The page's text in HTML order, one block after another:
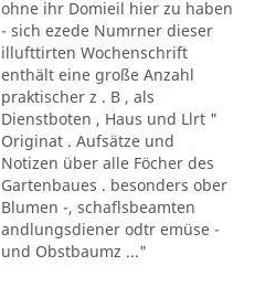
ohne ihr Domieil hier zu haben
- sich ezede Numrner dieser
illufttirten Wochenschrift
enthält eine große Anzahl
praktischer z . B , als
Dienstboten , Haus und Llrt "
Originat . Aufsätze und
Notizen über alle Föcher des
Gartenbaues . besonders ober
Blumen -, schaflsbeamten
andlungsdiener odtr emüse -
und Obstbaumz ..."